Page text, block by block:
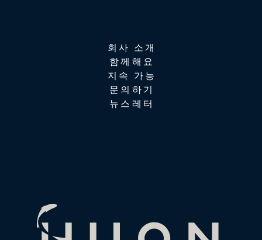
회사 소개
함께해요
지속 가능
문의하기
뉴스레터